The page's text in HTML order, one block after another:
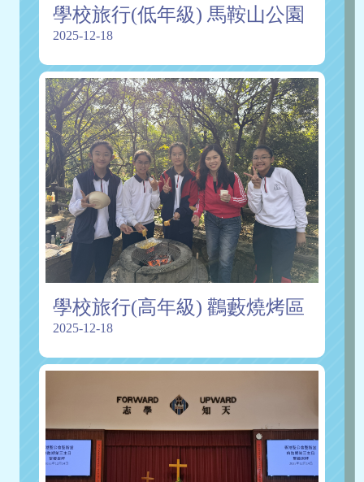
學校旅行(低年級) 馬鞍山公園
2025-12-18
學校旅行(高年級) 鸛藪燒烤區
2025-12-18